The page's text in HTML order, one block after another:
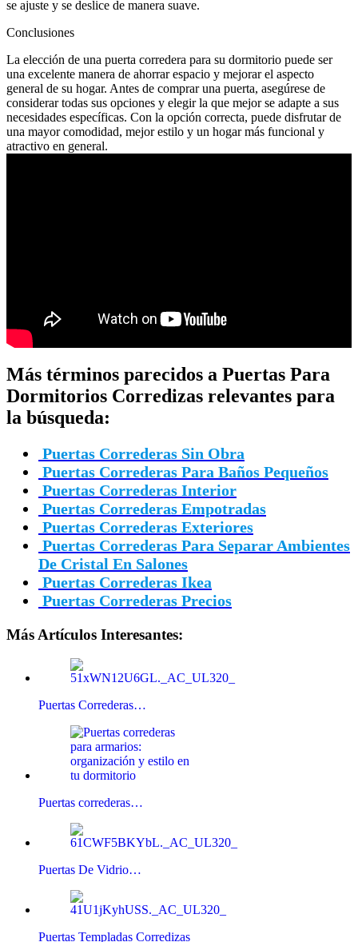
se ajuste y se deslice de manera suave.
Conclusiones
La elección de una puerta corredera para su dormitorio puede ser
una excelente manera de ahorrar espacio y mejorar el aspecto
general de su hogar. Antes de comprar una puerta, asegúrese de
considerar todas sus opciones y elegir la que mejor se adapte a sus
necesidades específicas. Con la opción correcta, puede disfrutar de
una mayor comodidad, mejor estilo y un hogar más funcional y
atractivo en general.
Más términos parecidos a Puertas Para
Dormitorios Corredizas relevantes para
la búsqueda:
Puertas Correderas Sin Obra
Puertas Correderas Para Baños Pequeños
Puertas Correderas Interior
Puertas Correderas Empotradas
Puertas Correderas Exteriores
Puertas Correderas Para Separar Ambientes
De Cristal En Salones
Puertas Correderas Ikea
Puertas Correderas Precios
Más Artículos Interesantes:
Puertas Correderas…
Puertas correderas…
Puertas De Vidrio…
Puertas Templadas Corredizas